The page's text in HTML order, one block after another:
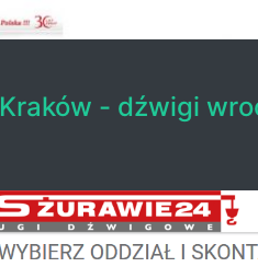
Kraków - dźwigi